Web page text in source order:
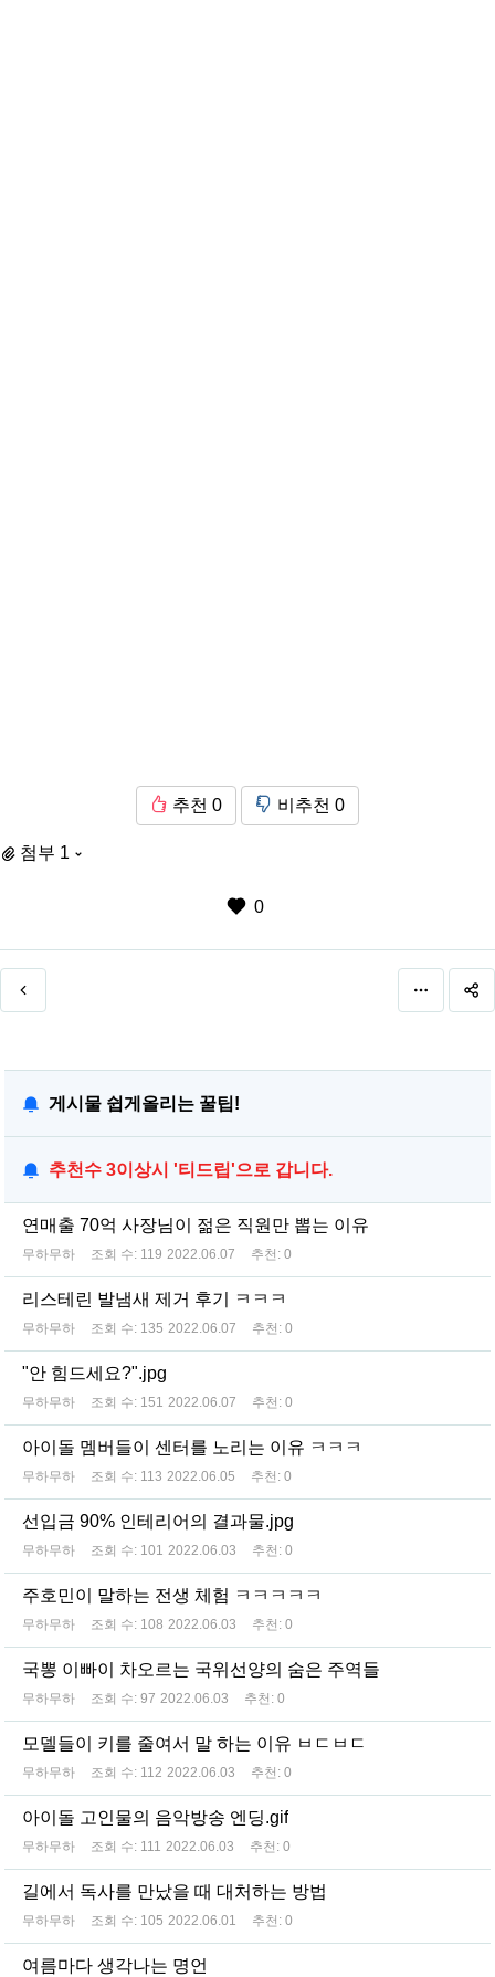
추천 0 비추천 0
첨부 1
0
게시물 쉽게올리는 꿀팁!
추천수 3이상시 '티드립'으로 갑니다.
연매출 70억 사장님이 젊은 직원만 뽑는 이유
무하무하 조회 수: 119 2022.06.07 추천: 0
리스테린 발냄새 제거 후기 ㅋㅋㅋ
무하무하 조회 수: 135 2022.06.07 추천: 0
"안 힘드세요?".jpg
무하무하 조회 수: 151 2022.06.07 추천: 0
아이돌 멤버들이 센터를 노리는 이유 ㅋㅋㅋ
무하무하 조회 수: 113 2022.06.05 추천: 0
선입금 90% 인테리어의 결과물.jpg
무하무하 조회 수: 101 2022.06.03 추천: 0
주호민이 말하는 전생 체험 ㅋㅋㅋㅋㅋ
무하무하 조회 수: 108 2022.06.03 추천: 0
국뽕 이빠이 차오르는 국위선양의 숨은 주역들
무하무하 조회 수: 97 2022.06.03 추천: 0
모델들이 키를 줄여서 말 하는 이유 ㅂㄷㅂㄷ
무하무하 조회 수: 112 2022.06.03 추천: 0
아이돌 고인물의 음악방송 엔딩.gif
무하무하 조회 수: 111 2022.06.03 추천: 0
길에서 독사를 만났을 때 대처하는 방법
무하무하 조회 수: 105 2022.06.01 추천: 0
여름마다 생각나는 명언